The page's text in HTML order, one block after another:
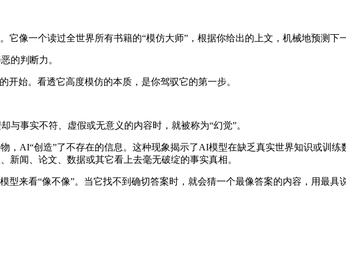
它像一个读过全世界所有书籍的“模仿大师”，根据你给出的上文，机械地预测下
的判断力。
开始。看透它高度模仿的本质，是你驾驭它的第一步。
与事实不符、虚假或无意义的内容时，就被称为“幻觉”。
，AI“创造”了不存在的信息。这种现象揭示了AI模型在缺乏真实世界知识或训
新闻、论文、数据或其它看上去毫无破绽的事实真相。
型来看“像不像”。当它找不到确切答案时，就会猜一个最像答案的内容，用最具